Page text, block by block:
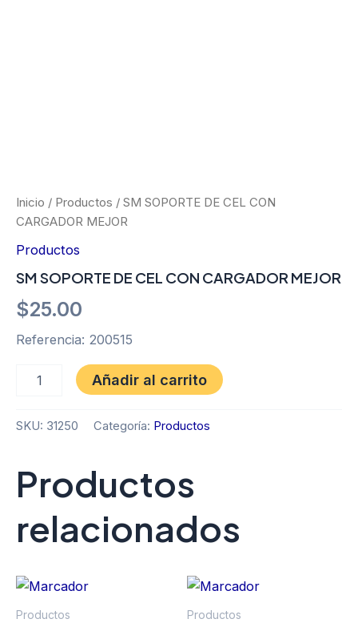
Inicio / Productos / SM SOPORTE DE CEL CON
CARGADOR MEJOR
Productos
SM SOPORTE DE CEL CON CARGADOR MEJOR
$25.00
Referencia: 200515
CEL
CON
MEJOR
Añadir al carrito
SKU: 31250 Categoría: Productos
Productos
relacionados
Productos Productos